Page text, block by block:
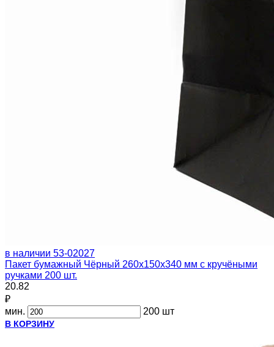
в наличии 53-02027
Пакет бумажный Чёрный 260х150х340 мм с кручёными
ручками 200 шт.
20.82
₽
мин.
200 шт
В КОРЗИНУ